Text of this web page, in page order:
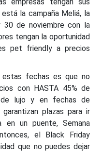
la campaña Meliá, la
de noviembre con la
tengan la oportunidad
pet friendly a precios
fechas es que no
con HASTA 45% de
de lujo y en fechas de
plazas para ir
en un puente, Semana
el Black Friday
que no puedes dejar